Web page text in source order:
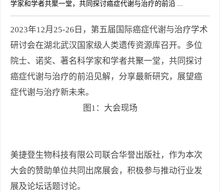
学家和学者共聚一堂，共同探讨癌症代谢与治疗的前沿 ...
2023年12月25-26日，第五届国际癌症代谢与治疗学术
研讨会在湖北武汉国家级人类遗传资源库召开。多位
院士、诺奖、著名科学家和学者共聚一堂，共同探讨
癌症代谢与治疗的前沿见解，分享最新研究，展望癌
症代谢与治疗新未来。
图1：大会现场
美捷登生物科技有限公司联合华誉出版社，作为本次
大会的赞助单位共同出席展会，积极参与推动行业发
展及论坛话题讨论。